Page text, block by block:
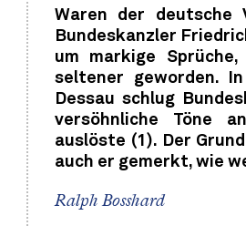
Waren der deutsche
Bundeskanzler
um markige
seltener geworden.
Dessau schlug
versöhnliche Töne
auslöste (1). Der
auch er gemerkt, wie
Ralph Bosshard